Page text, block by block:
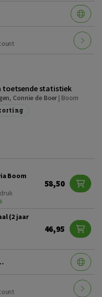
toetsende statistiek
, Connie de Boer | Boom
Boom
58,50
(2 jaar
46,95